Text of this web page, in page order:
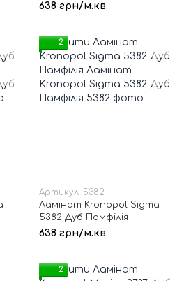
638 грн/м.кв.
2
Артикул: 5382
Ламінат Kronopol Sigma
5382 Дуб Памфілія
638 грн/м.кв.
2